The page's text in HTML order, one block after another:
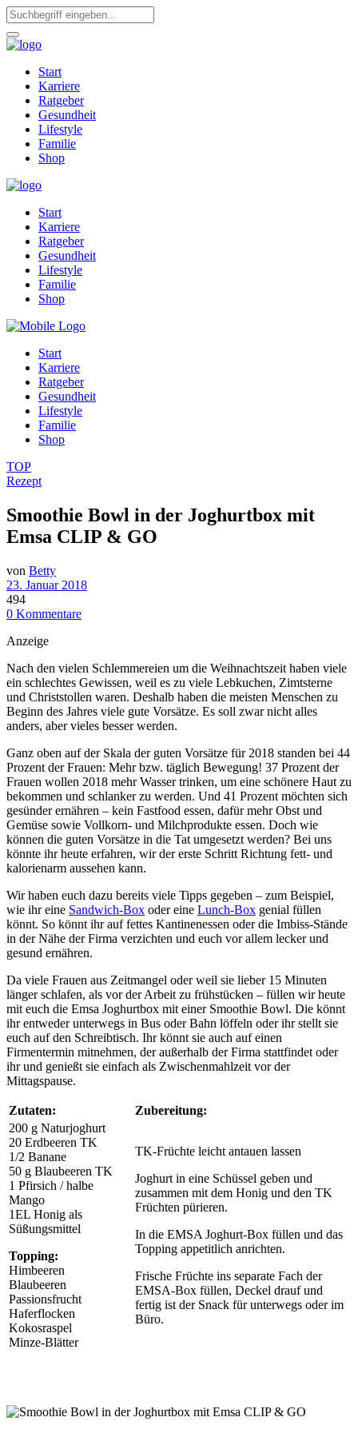
Start
Karriere
Ratgeber
Gesundheit
Lifestyle
Familie
Shop
Start
Karriere
Ratgeber
Gesundheit
Lifestyle
Familie
Shop
Start
Karriere
Ratgeber
Gesundheit
Lifestyle
Familie
Shop
TOP
Rezept
Smoothie Bowl in der Joghurtbox mit
Emsa CLIP & GO
von Betty
23. Januar 2018
494
0 Kommentare
Anzeige
Nach den vielen Schlemmereien um die Weihnachtszeit haben viele
ein schlechtes Gewissen, weil es zu viele Lebkuchen, Zimtsterne
und Christstollen waren. Deshalb haben die meisten Menschen zu
Beginn des Jahres viele gute Vorsätze. Es soll zwar nicht alles
anders, aber vieles besser werden.
Ganz oben auf der Skala der guten Vorsätze für 2018 standen bei 44
Prozent der Frauen: Mehr bzw. täglich Bewegung! 37 Prozent der
Frauen wollen 2018 mehr Wasser trinken, um eine schönere Haut zu
bekommen und schlanker zu werden. Und 41 Prozent möchten sich
gesünder ernähren – kein Fastfood essen, dafür mehr Obst und
Gemüse sowie Vollkorn- und Milchprodukte essen. Doch wie
können die guten Vorsätze in die Tat umgesetzt werden? Bei uns
könnte ihr heute erfahren, wir der erste Schritt Richtung fett- und
kalorienarm aussehen kann.
Wir haben euch dazu bereits viele Tipps gegeben – zum Beispiel,
wie ihr eine Sandwich-Box oder eine Lunch-Box genial füllen
könnt. So könnt ihr auf fettes Kantinenessen oder die Imbiss-Stände
in der Nähe der Firma verzichten und euch vor allem lecker und
gesund ernähren.
Da viele Frauen aus Zeitmangel oder weil sie lieber 15 Minuten
länger schlafen, als vor der Arbeit zu frühstücken – füllen wir heute
mit euch die Emsa Joghurtbox mit einer Smoothie Bowl. Die könnt
ihr entweder unterwegs in Bus oder Bahn löffeln oder ihr stellt sie
euch auf den Schreibtisch. Ihr könnt sie auch auf einen
Firmentermin mitnehmen, der außerhalb der Firma stattfindet oder
ihr und genießt sie einfach als Zwischenmahlzeit vor der
Mittagspause.
Zutaten:
Zubereitung:
200 g Naturjoghurt
20 Erdbeeren TK
1/2 Banane
50 g Blaubeeren TK
1 Pfirsich / halbe
Mango
1EL Honig als
Süßungsmittel
Topping:
Himbeeren
Blaubeeren
Passionsfrucht
Haferflocken
Kokosraspel
Minze-Blätter
TK-Früchte leicht antauen lassen
Joghurt in eine Schüssel geben und
zusammen mit dem Honig und den TK
Früchten pürieren.
In die EMSA Joghurt-Box füllen und das
Topping appetitlich anrichten.
Frische Früchte ins separate Fach der
EMSA-Box füllen, Deckel drauf und
fertig ist der Snack für unterwegs oder im
Büro.